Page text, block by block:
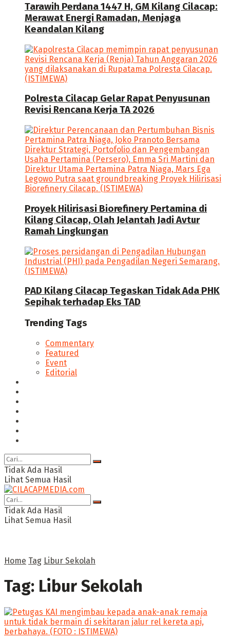
Tarawih Perdana 1447 H, GM Kilang Cilacap:
Merawat Energi Ramadan, Menjaga
Keandalan Kilang
Polresta Cilacap Gelar Rapat Penyusunan
Revisi Rencana Kerja TA 2026
Proyek Hilirisasi Biorefinery Pertamina di
Kilang Cilacap, Olah Jelantah Jadi Avtur
Ramah Lingkungan
PAD Kilang Cilacap Tegaskan Tidak Ada PHK
Sepihak terhadap Eks TAD
Trending Tags
Commentary
Featured
Event
Editorial
Tidak Ada Hasil
Lihat Semua Hasil
Tidak Ada Hasil
Lihat Semua Hasil
Home Tag Libur Sekolah
Tag: Libur Sekolah